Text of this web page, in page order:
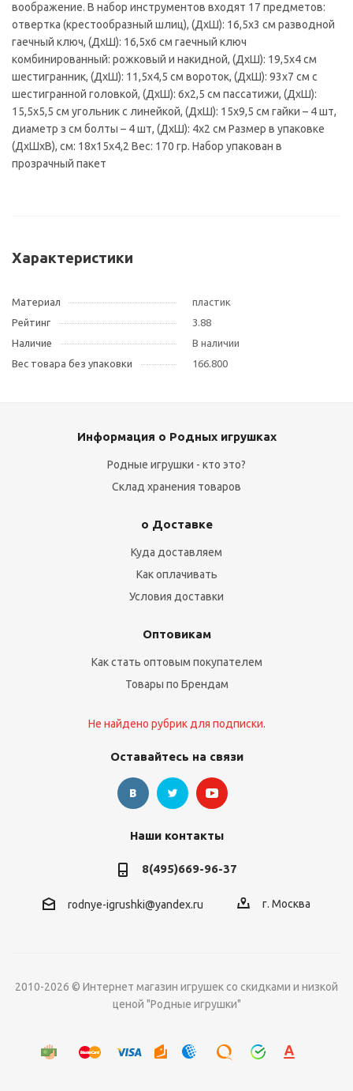
воображение. В набор инструментов входят 17 предметов:
отвертка (крестообразный шлиц), (ДхШ): 16,5х3 см разводной
гаечный ключ, (ДхШ): 16,5х6 см гаечный ключ
комбинированный: рожковый и накидной, (ДхШ): 19,5х4 см
шестигранник, (ДхШ): 11,5х4,5 см вороток, (ДхШ): 93х7 см с
шестигранной головкой, (ДхШ): 6х2,5 см пассатижи, (ДхШ):
15,5х5,5 см угольник с линейкой, (ДхШ): 15х9,5 см гайки – 4 шт,
диаметр з см болты – 4 шт, (ДхШ): 4х2 см Размер в упаковке
(ДхШхВ), см: 18х15х4,2 Вес: 170 гр. Набор упакован в
прозрачный пакет
Характеристики
Материал
пластик
Рейтинг
3.88
Наличие
В наличии
Вес товара без упаковки
166.800
Информация о Родных игрушках
Родные игрушки - кто это?
Склад хранения товаров
о Доставке
Куда доставляем
Как оплачивать
Условия доставки
Оптовикам
Как стать оптовым покупателем
Товары по Брендам
Не найдено рубрик для подписки.
Оставайтесь на связи
Наши контакты
8(495)669-96-37
rodnye-igrushki@yandex.ru г. Москва
2010-2026 © Интернет магазин игрушек со скидками и низкой
ценой "Родные игрушки"